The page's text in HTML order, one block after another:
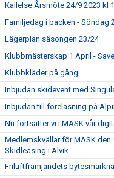
Kallelse Årsmöte 24/9 2023 kl
Familjedag i backen - Söndag
Lägerplan säsongen 23/24
Klubbmästerskap 1 April -
Klubbkläder på gång!
Inbjudan skidevent med
Inbjudan till föreläsning på
Nu fortsätter vi i MASK vår
Medlemskvällar för MASK den
Skidleasing i Alvik
Friluftfrämjandets